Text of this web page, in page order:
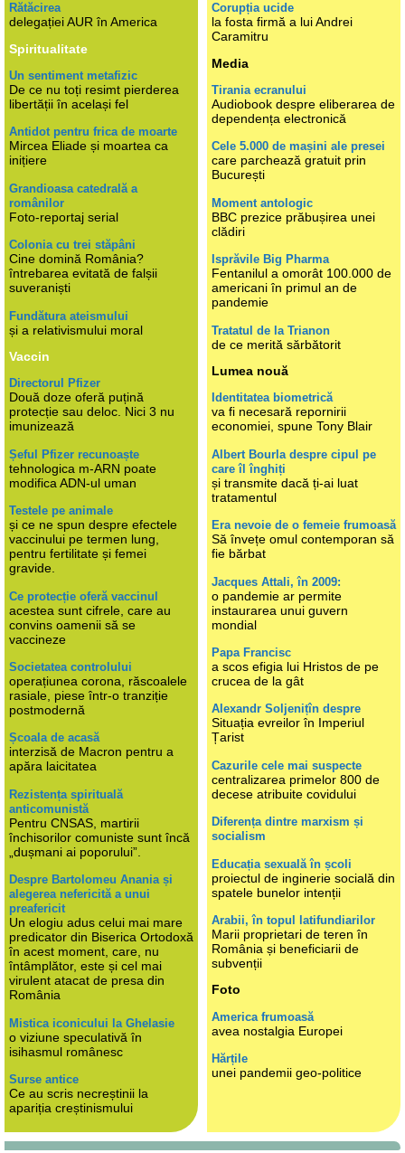
Rătăcirea
delegației AUR în America
Spiritualitate
Un sentiment metafizic
De ce nu toți resimt pierderea
libertății în același fel
Antidot pentru frica de moarte
Mircea Eliade și moartea ca
inițiere
Grandioasa catedrală a
românilor
Foto-reportaj serial
Colonia cu trei stăpâni
Cine domină România?
întrebarea evitată de falșii
suveraniști
Fundătura ateismului
și a relativismului moral
Vaccin
Directorul Pfizer
Două doze oferă puțină
protecție sau deloc. Nici 3 nu
imunizează
Șeful Pfizer recunoaște
tehnologica m-ARN poate
modifica ADN-ul uman
Testele pe animale
și ce ne spun despre efectele
vaccinului pe termen lung,
pentru fertilitate și femei
gravide.
Ce protecție oferă vaccinul
acestea sunt cifrele, care au
convins oamenii să se
vaccineze
Societatea controlului
operațiunea corona, răscoalele
rasiale, piese într-o tranziție
postmodernă
Școala de acasă
interzisă de Macron pentru a
apăra laicitatea
Rezistența spirituală
anticomunistă
Pentru CNSAS, martirii
închisorilor comuniste sunt încă
„dușmani ai poporului”.
Despre Bartolomeu Anania și
alegerea nefericită a unui
preafericit
Un elogiu adus celui mai mare
predicator din Biserica Ortodoxă
în acest moment, care, nu
întâmplător, este și cel mai
virulent atacat de presa din
România
Mistica iconicului la Ghelasie
o viziune speculativă în
isihasmul românesc
Surse antice
Ce au scris necreștinii la
apariția creștinismului
Corupția ucide
la fosta firmă a lui Andrei
Caramitru
Media
Tirania ecranului
Audiobook despre eliberarea de
dependența electronică
Cele 5.000 de mașini ale presei
care parchează gratuit prin
București
Moment antologic
BBC prezice prăbușirea unei
clădiri
Isprăvile Big Pharma
Fentanilul a omorât 100.000 de
americani în primul an de
pandemie
Tratatul de la Trianon
de ce merită sărbătorit
Lumea nouă
Identitatea biometrică
va fi necesară repornirii
economiei, spune Tony Blair
Albert Bourla despre cipul pe
care îl înghiți
și transmite dacă ți-ai luat
tratamentul
Era nevoie de o femeie frumoasă
Să învețe omul contemporan să
fie bărbat
Jacques Attali, în 2009:
o pandemie ar permite
instaurarea unui guvern
mondial
Papa Francisc
a scos efigia lui Hristos de pe
crucea de la gât
Alexandr Soljenițîn despre
Situația evreilor în Imperiul
Țarist
Cazurile cele mai suspecte
centralizarea primelor 800 de
decese atribuite covidului
Diferența dintre marxism și
socialism
Educația sexuală în școli
proiectul de inginerie socială din
spatele bunelor intenții
Arabii, în topul latifundiarilor
Marii proprietari de teren în
România și beneficiarii de
subvenții
Foto
America frumoasă
avea nostalgia Europei
Hărțile
unei pandemii geo-politice